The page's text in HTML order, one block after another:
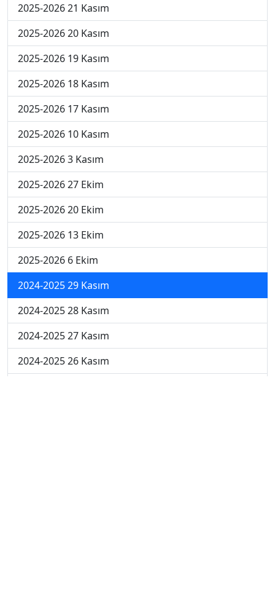
2025-2026 21 Kasım
2025-2026 20 Kasım
2025-2026 19 Kasım
2025-2026 18 Kasım
2025-2026 17 Kasım
2025-2026 10 Kasım
2025-2026 3 Kasım
2025-2026 27 Ekim
2025-2026 20 Ekim
2025-2026 13 Ekim
2025-2026 6 Ekim
2024-2025 29 Kasım
2024-2025 28 Kasım
2024-2025 27 Kasım
2024-2025 26 Kasım